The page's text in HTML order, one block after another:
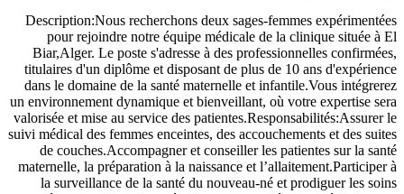
Description:Nous recherchons deux sages-femmes expérimentées
pour rejoindre notre équipe médicale de la clinique située à El
Biar,Alger. Le poste s'adresse à des professionnelles confirmées,
titulaires d'un diplôme et disposant de plus de 10 ans d'expérience
dans le domaine de la santé maternelle et infantile.Vous intégrerez
un environnement dynamique et bienveillant, où votre expertise sera
valorisée et mise au service des patientes.Responsabilités:Assurer le
suivi médical des femmes enceintes, des accouchements et des suites
de couches.Accompagner et conseiller les patientes sur la santé
maternelle, la préparation à la naissance et l’allaitement.Participer à
la surveillance de la santé du nouveau-né et prodiguer les soins